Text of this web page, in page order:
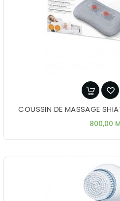
COUSSIN DE MASSAGE
800,00